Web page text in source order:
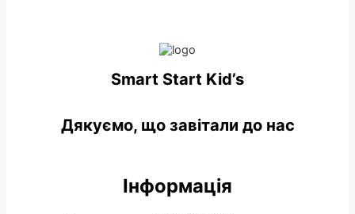
Smart Start Kid’s
Дякуємо, що завітали до нас
Інформація